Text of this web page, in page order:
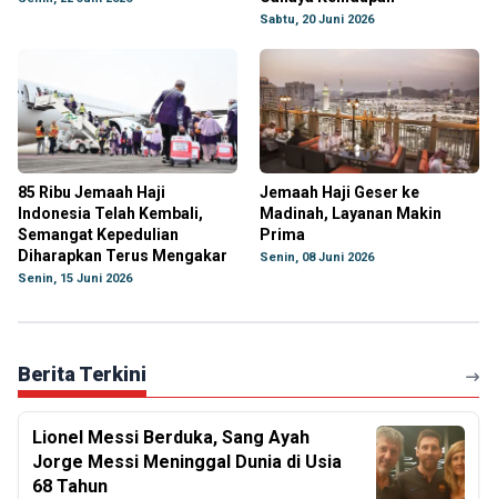
Sabtu, 20 Juni 2026
85 Ribu Jemaah Haji
Indonesia Telah Kembali,
Semangat Kepedulian
Diharapkan Terus Mengakar
Senin, 15 Juni 2026
Jemaah Haji Geser ke
Madinah, Layanan Makin
Prima
Senin, 08 Juni 2026
Berita Terkini
Lionel Messi Berduka, Sang Ayah
Jorge Messi Meninggal Dunia di Usia
68 Tahun